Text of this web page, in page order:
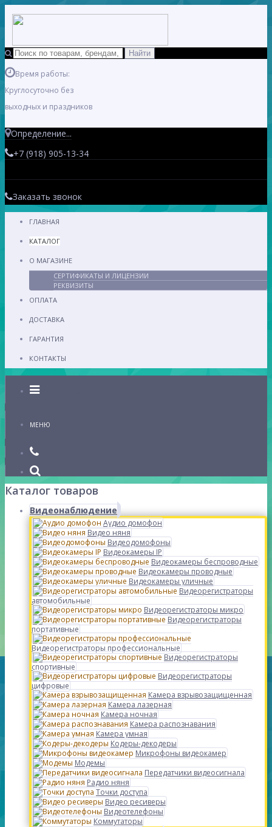
Время работы:
Круглосуточно без
выходных и праздников
Определение...
+7 (918) 905-13-34
Заказать звонок
ГЛАВНАЯ
КАТАЛОГ
О МАГАЗИНЕ
СЕРТИФИКАТЫ И ЛИЦЕНЗИИ
РЕКВИЗИТЫ
ОПЛАТА
ДОСТАВКА
ГАРАНТИЯ
КОНТАКТЫ
Каталог
МЕНЮ
Каталог товаров
Видеонаблюдение
Аудио домофон
Видео няня
Видеодомофоны
Видеокамеры IP
Видеокамеры беспроводные
Видеокамеры проводные
Видеокамеры уличные
Видеорегистраторы
автомобильные
Видеорегистраторы микро
Видеорегистраторы
портативные
Видеорегистраторы профессиональные
Видеорегистраторы
спортивные
Видеорегистраторы
цифровые
Камера взрывозащищенная
Камера лазерная
Камера ночная
Камера распознавания
Камера умная
Кодеры-декодеры
Микрофоны видеокамер
Модемы
Передатчики видеосигнала
Радио няня
Точки доступа
Видео ресиверы
Видеотелефоны
Коммутаторы